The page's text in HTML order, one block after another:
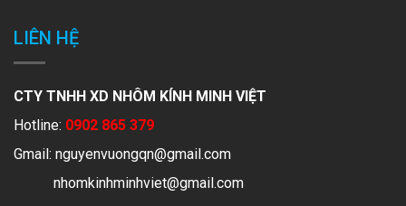
LIÊN HỆ
CTY TNHH XD NHÔM KÍNH MINH VIỆT
Hotline: 0902 865 379
Gmail: nguyenvuongqn@gmail.com
nhomkinhminhviet@gmail.com